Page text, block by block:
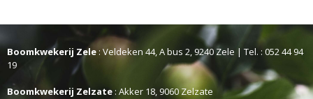
Boomkwekerij Zele: Veldeken 44, A bus 2, 9240 Zele | Tel. : 052 44 94
19
Boomkwekerij Zelzate : Akker 18, 9060 Zelzate